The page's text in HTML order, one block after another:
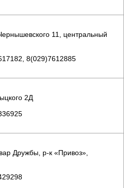
11, центральный
8(029)7612885
2Д
Дружбы, р-к «Привоз»,